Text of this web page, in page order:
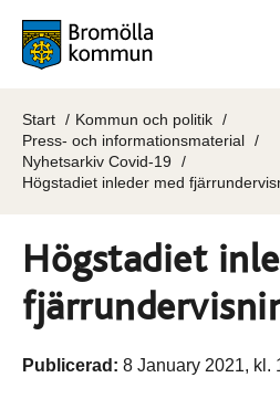
Start
Kommun och politik
Press- och informationsmaterial
Nyhetsarkiv Covid-19
Högstadiet inleder med
Högstadiet
Publicerad: 8 January 2021, kl.